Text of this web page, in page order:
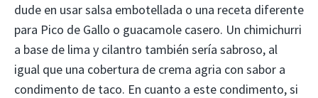
dude en usar salsa embotellada o una receta diferente
para Pico de Gallo o guacamole casero. Un chimichurri
a base de lima y cilantro también sería sabroso, al
igual que una cobertura de crema agria con sabor a
condimento de taco. En cuanto a este condimento, si